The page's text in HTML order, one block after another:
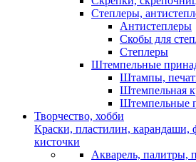
Степлеры,
Антистеплеры
Скобы для
Степлеры
Штемпельные
Штампы,
Штемпельная
Штемпельные
Творчество, хобби
Краски, пластилин, карандаши,
кисточки
Акварель, палитры,